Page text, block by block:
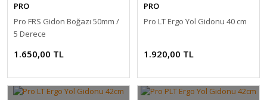
PRO
Pro FRS Gidon Boğazı 50mm /
5 Derece
1.650,00 TL
PRO
Pro LT Ergo Yol Gidonu 40 cm
1.920,00 TL